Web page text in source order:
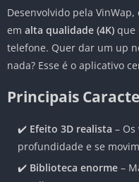
Desenvolvido pela
em alta qualidade (4K) que
telefone. Quer dar um up
nada? Esse é o aplicativo
Principais
✔️ Efeito 3D realista –
profundidade e se
✔️ Biblioteca enorme –